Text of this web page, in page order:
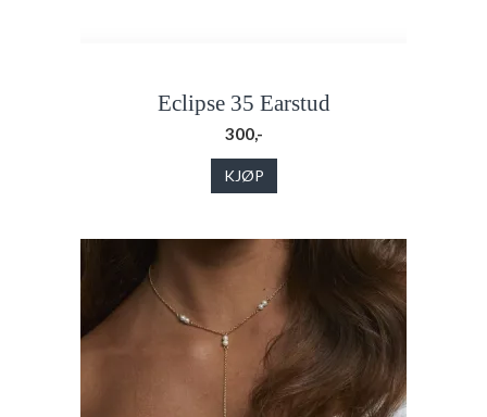
Eclipse 35 Earstud
300,-
KJØP